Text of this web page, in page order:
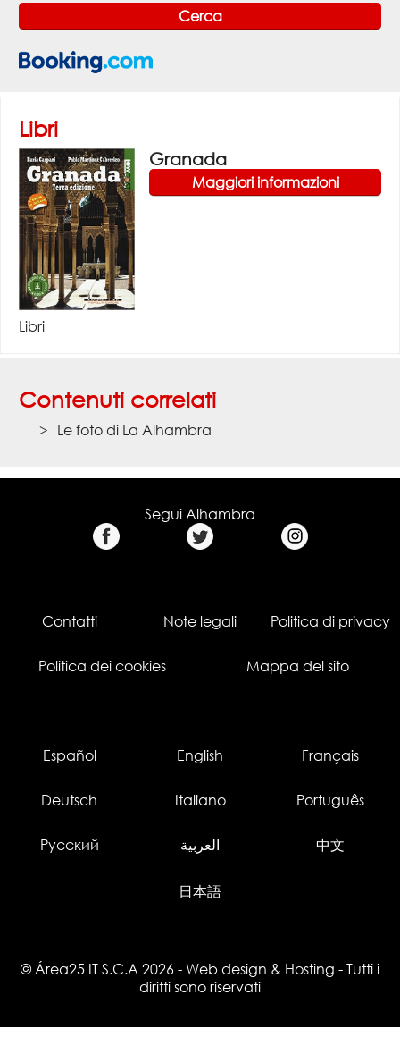
Libri
Granada
Maggiori informazioni
Libri
Contenuti correlati
Le foto di La Alhambra
Segui Alhambra
Contatti Note legali Politica di privacy
Politica dei cookies Mappa del sito
Español English Français
Deutsch Italiano Português
Русский العربية 中文
日本語
© Área25 IT S.C.A 2026 - Web design & Hosting - Tutti i
diritti sono riservati